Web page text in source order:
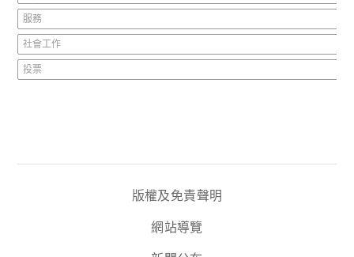
服務
社會工作
投票
版權及免責聲明
網站導覽